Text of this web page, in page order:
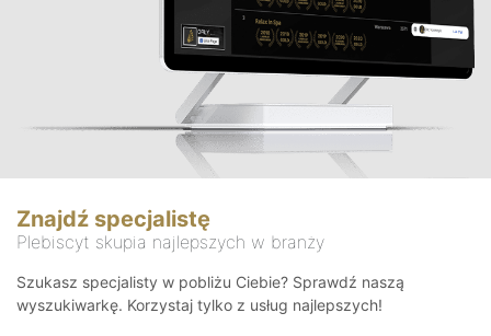
Znajdź specjalistę
Plebiscyt skupia najlepszych w branży
Szukasz specjalisty w pobliżu Ciebie? Sprawdź naszą
wyszukiwarkę. Korzystaj tylko z usług najlepszych!